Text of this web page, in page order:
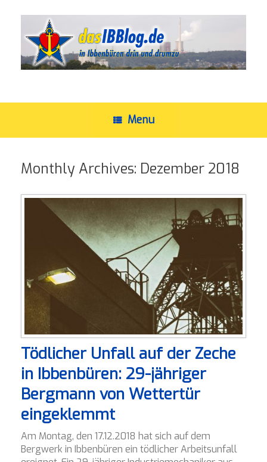
Menu
Monthly Archives: Dezember 2018
Tödlicher Unfall auf der Zeche
in Ibbenbüren: 29-jähriger
Bergmann von Wettertür
eingeklemmt
Am Montag, den 17.12.2018 hat sich auf dem
Bergwerk in Ibbenbüren ein tödlicher Arbeitsunfall